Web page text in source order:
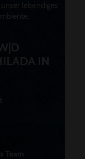
lebendiges
IN
Team